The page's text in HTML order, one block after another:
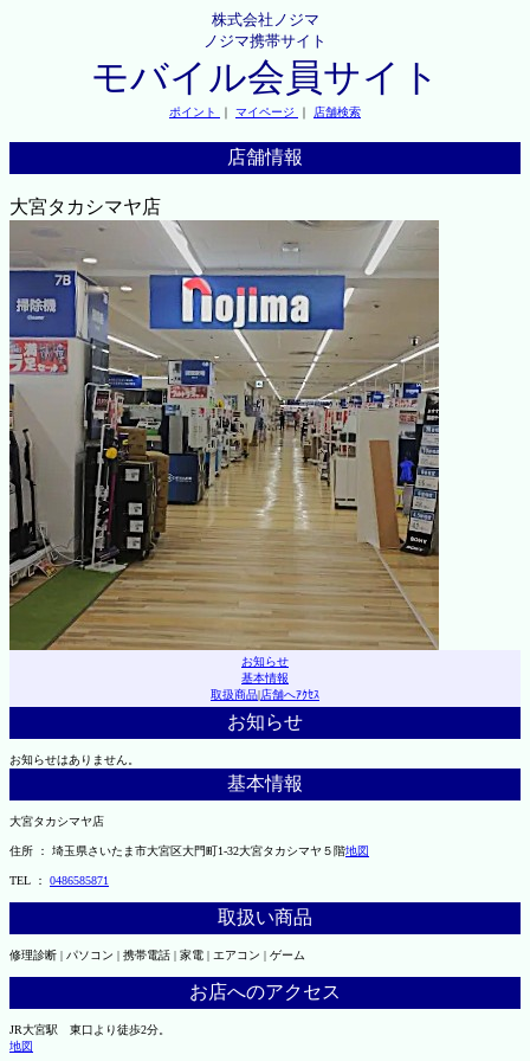
株式会社ノジマ
ノジマ携帯サイト
モバイル会員サイト
ポイント ｜ マイページ ｜ 店舗検索
店舗情報
大宮タカシマヤ店
お知らせ
基本情報
取扱商品|店舗へｱｸｾｽ
お知らせ
お知らせはありません。
基本情報
大宮タカシマヤ店
住所 ： 埼玉県さいたま市大宮区大門町1-32大宮タカシマヤ５階地図
TEL ： 0486585871
取扱い商品
修理診断 | パソコン | 携帯電話 | 家電 | エアコン | ゲーム
お店へのアクセス
JR大宮駅 東口より徒歩2分。
地図